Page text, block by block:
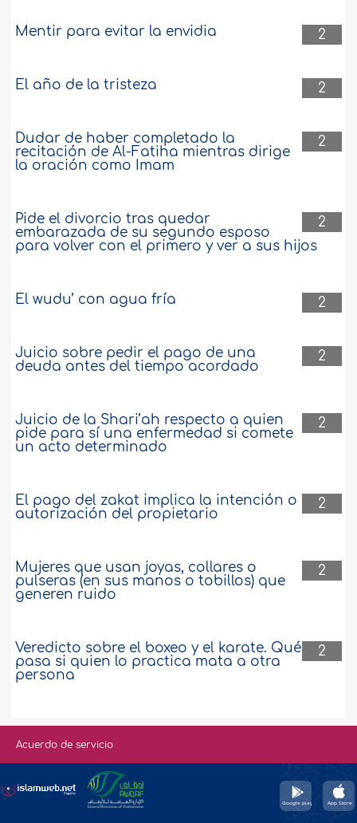
2
Mentir para evitar la envidia
2
El año de la tristeza
2
Dudar de haber completado la
recitación de Al-Fatiha mientras dirige
la oración como Imam
2
Pide el divorcio tras quedar
embarazada de su segundo esposo
para volver con el primero y ver a sus hijos
2
El wudu’ con agua fría
2
Juicio sobre pedir el pago de una
deuda antes del tiempo acordado
2
Juicio de la Shari’ah respecto a quien
pide para sí una enfermedad si comete
un acto determinado
2
El pago del zakat implica la intención o
autorización del propietario
2
Mujeres que usan joyas, collares o
pulseras (en sus manos o tobillos) que
generen ruido
2
Veredicto sobre el boxeo y el karate. Qué
pasa si quien lo practica mata a otra
persona
Acuerdo de servicio